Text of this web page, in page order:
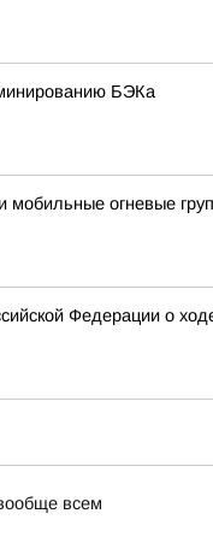
БЭКа
огневые
Федерации о
всем